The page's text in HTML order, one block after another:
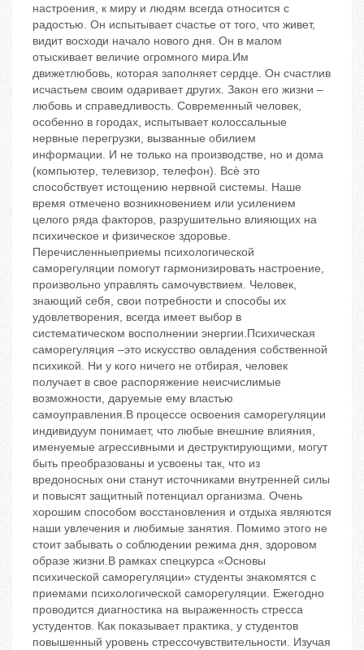
настроения, к миру и людям всегда относится с
радостью. Он испытывает счастье от того, что живет,
видит восходи начало нового дня. Он в малом
отыскивает величие огромного мира.Им
движетлюбовь, которая заполняет сердце. Он счастлив
исчастьем своим одаривает других. Закон его жизни –
любовь и справедливость. Современный человек,
особенно в городах, испытывает колоссальные
нервные перегрузки, вызванные обилием
информации. И не только на производстве, но и дома
(компьютер, телевизор, телефон). Всѐ это
способствует истощению нервной системы. Наше
время отмечено возникновением или усилением
целого ряда факторов, разрушительно влияющих на
психическое и физическое здоровье.
Перечисленныеприемы психологической
саморегуляции помогут гармонизировать настроение,
произвольно управлять самочувствием. Человек,
знающий себя, свои потребности и способы их
удовлетворения, всегда имеет выбор в
систематическом восполнении энергии.Психическая
саморегуляция –это искусство овладения собственной
психикой. Ни у кого ничего не отбирая, человек
получает в свое распоряжение неисчислимые
возможности, даруемые ему властью
самоуправления.В процессе освоения саморегуляции
индивидуум понимает, что любые внешние влияния,
именуемые агрессивными и деструктирующими, могут
быть преобразованы и усвоены так, что из
вредоносных они станут источниками внутренней силы
и повысят защитный потенциал организма. Очень
хорошим способом восстановления и отдыха являются
наши увлечения и любимые занятия. Помимо этого не
стоит забывать о соблюдении режима дня, здоровом
образе жизни.В рамках спецкурса «Основы
психической саморегуляции» студенты знакомятся с
приемами психологической саморегуляции. Ежегодно
проводится диагностика на выраженность стресса
устудентов. Как показывает практика, у студентов
повышенный уровень стрессочувствительности. Изучая